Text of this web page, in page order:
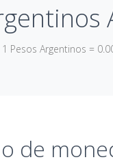
Pesos Argentinos =
de